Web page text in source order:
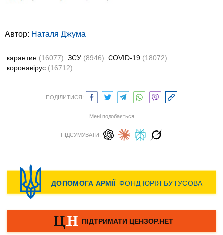
Автор: Наталя Джума
карантин (16077) ЗСУ (8946) COVID-19 (18072)
коронавірус (16712)
ПОДІЛИТИСЯ:
Мені подобається
ПІДСУМУВАТИ: